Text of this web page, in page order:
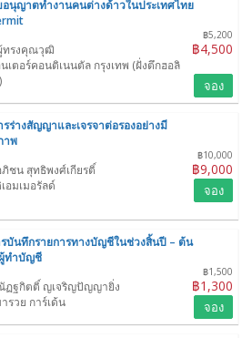
อนุญาตทำงานคนต่างด้าวในประเทศไทย
฿5,200
฿4,500
ทรงคุณวุฒิ
เตอร์คอนติเนนตัล กรุงเทพ (ฝั่งตึกฮอลิ
จอง
ร่างสัญญาและเจรจาต่อรองอย่างมี
าพ
฿10,000
฿9,000
ภิชน สุทธิพงศ์เกียรติ์
อมเมอรัลด์
จอง
บันทึกรายการทางบัญชีในช่วงสิ้นปี – ต้น
ทำบัญชี
฿1,500
฿1,300
ฏฐกิตติ์ ญเจริญปัญญายิ่ง
รวย การ์เด้น
จอง